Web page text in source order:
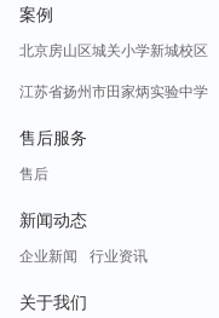
案例
北京房山区城关小学新城校区
江苏省扬州市田家炳实验中学
售后服务
售后
新闻动态
企业新闻 行业资讯
关于我们